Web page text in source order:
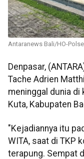
Antaranews Bali/HO-
Denpasar,
Tache Adrien
meninggal dunia di
Kuta, Kabupaten
"Kejadiannya itu
WITA, saat di TKP
terapung. Sempat